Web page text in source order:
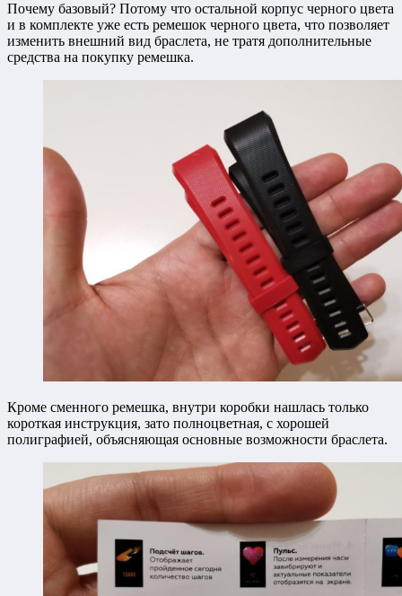
Почему базовый? Потому что остальной корпус черного цвета
и в комплекте уже есть ремешок черного цвета, что позволяет
изменить внешний вид браслета, не тратя дополнительные
средства на покупку ремешка.
Кроме сменного ремешка, внутри коробки нашлась только
короткая инструкция, зато полноцветная, с хорошей
полиграфией, объясняющая основные возможности браслета.